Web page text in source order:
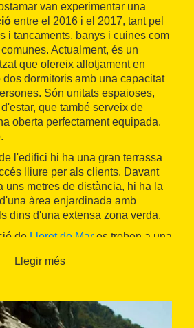
van experimentar una
entre el 2016 i el 2017, tant pel
i tancaments, banys i cuines com
Actualment, és un
que ofereix allotjament en
dormitoris amb una capacitat
Són unitats espaioses,
que també serveix de
oberta perfectament equipada.
l'edifici hi ha una gran terrassa
lliure per als clients. Davant
uns metres de distància, hi ha la
àrea enjardinada amb
dins d'una extensa zona verda.
de Lloret de Mar es troben a una
serveis, restauració i oci. La
Llegir més